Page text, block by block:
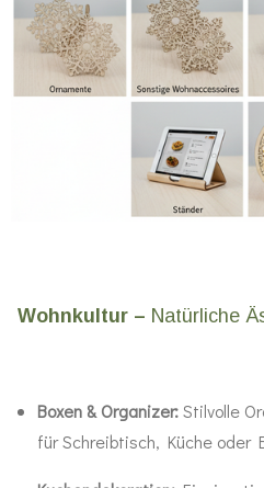
Wohnkultur – Natürliche
Boxen & Organizer:Stilvolle
für Schreibtisch, Küche oder